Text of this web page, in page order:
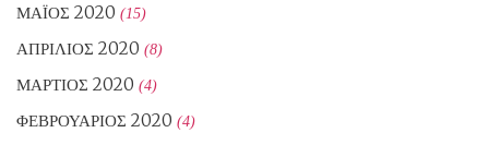
ΜΆΙΟΣ 2020 (15)
ΑΠΡΊΛΙΟΣ 2020 (8)
ΜΆΡΤΙΟΣ 2020 (4)
ΦΕΒΡΟΥΆΡΙΟΣ 2020 (4)